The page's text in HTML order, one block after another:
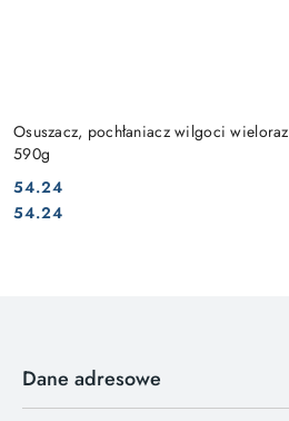
Osuszacz, pochłaniacz wilgoci
590g
Cena:
54.24
Cena:
54.24
Dane adresowe